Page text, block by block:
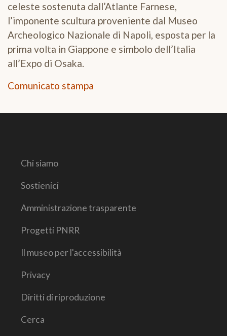
celeste sostenuta dall’Atlante Farnese,
l’imponente scultura proveniente dal Museo
Archeologico Nazionale di Napoli, esposta per la
prima volta in Giappone e simbolo dell’Italia
all’Expo di Osaka.
Comunicato stampa
Chi siamo
Sostienici
Amministrazione trasparente
Progetti PNRR
Il museo per l'accessibilità
Privacy
Diritti di riproduzione
Cerca